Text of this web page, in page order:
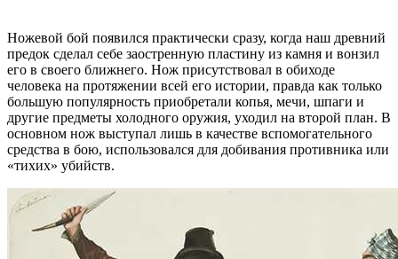
Ножевой бой появился практически сразу, когда наш древний
предок сделал себе заостренную пластину из камня и вонзил
его в своего ближнего. Нож присутствовал в обиходе
человека на протяжении всей его истории, правда как только
большую популярность приобретали копья, мечи, шпаги и
другие предметы холодного оружия, уходил на второй план. В
основном нож выступал лишь в качестве вспомогательного
средства в бою, использовался для добивания противника или
«тихих» убийств.